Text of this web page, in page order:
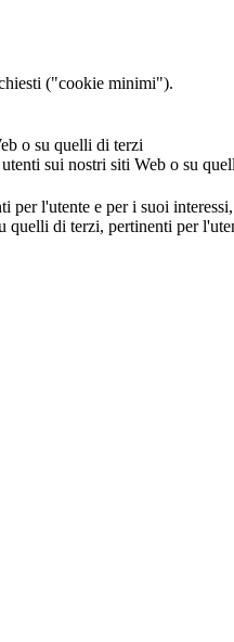
("cookie minimi").
o su quelli di terzi
sui nostri siti Web o su
l'utente e per i suoi
di terzi, pertinenti per